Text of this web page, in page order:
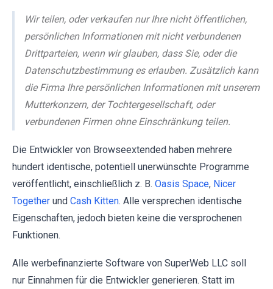
Wir teilen, oder verkaufen nur Ihre nicht öffentlichen,
persönlichen Informationen mit nicht verbundenen
Drittparteien, wenn wir glauben, dass Sie, oder die
Datenschutzbestimmung es erlauben. Zusätzlich kann
die Firma Ihre persönlichen Informationen mit unserem
Mutterkonzern, der Tochtergesellschaft, oder
verbundenen Firmen ohne Einschränkung teilen.
Die Entwickler von Browseextended haben mehrere
hundert identische, potentiell unerwünschte Programme
veröffentlicht, einschließlich z. B. Oasis Space, Nicer
Together und Cash Kitten. Alle versprechen identische
Eigenschaften, jedoch bieten keine die versprochenen
Funktionen.
Alle werbefinanzierte Software von SuperWeb LLC soll
nur Einnahmen für die Entwickler generieren. Statt im